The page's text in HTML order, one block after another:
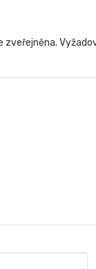
zveřejněna.